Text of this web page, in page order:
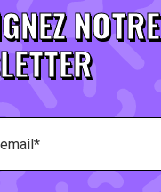
NOTRE